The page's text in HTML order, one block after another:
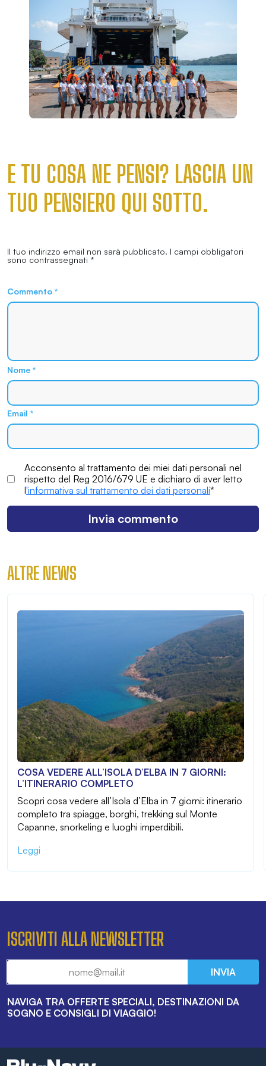
E TU COSA NE PENSI? LASCIA UN
TUO PENSIERO QUI SOTTO.
Il tuo indirizzo email non sarà pubblicato. I campi obbligatori
sono contrassegnati *
Commento *
Nome *
Email *
Acconsento al trattamento dei miei dati personali nel
rispetto del Reg 2016/679 UE e dichiaro di aver letto
l'informativa sul trattamento dei dati personali*
ALTRE NEWS
COSA VEDERE ALL’ISOLA D’ELBA IN 7 GIORNI:
L’ITINERARIO COMPLETO
Scopri cosa vedere all’Isola d’Elba in 7 giorni: itinerario
completo tra spiagge, borghi, trekking sul Monte
Capanne, snorkeling e luoghi imperdibili.
Leggi
ISCRIVITI ALLA NEWSLETTER
INVIA
NAVIGA TRA OFFERTE SPECIALI, DESTINAZIONI DA
SOGNO E CONSIGLI DI VIAGGIO!